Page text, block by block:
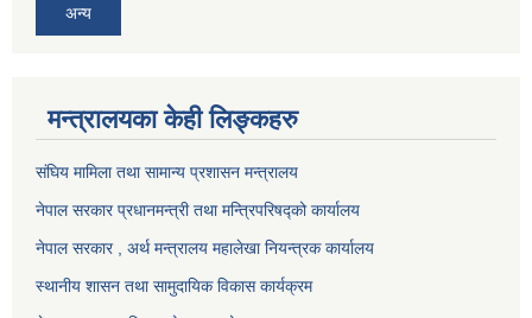
अन्य
मन्त्रालयका केही लिङ्कहरु
संघिय मामिला तथा सामान्य प्रशासन मन्त्रालय
नेपाल सरकार प्रधानमन्त्री तथा मन्त्रिपरिषद्को कार्यालय
नेपाल सरकार , अर्थ मन्त्रालय महालेखा नियन्त्रक कार्यालय
स्थानीय शासन तथा सामुदायिक विकास कार्यक्रम